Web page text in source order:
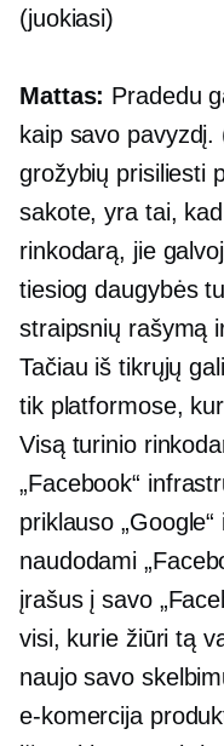
(juokiasi)
Mattas: Pradedu
kaip savo
grožybių prisiliesti
sakote, yra tai,
rinkodarą, jie
tiesiog daugybės
straipsnių rašymą
Tačiau iš tikrųjų
tik platformose,
Visą turinio
„Facebook“
priklauso
naudodami
įrašus į savo
visi, kurie žiūri tą
naujo savo
e-komercija